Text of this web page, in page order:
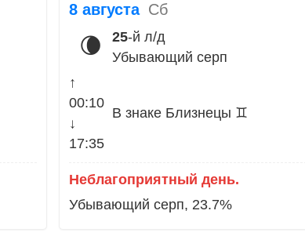
8 августа Сб
🌘 25-й л/д
Убывающий серп
↑
00:10
↓
17:35
В знаке Близнецы ♊
Неблагоприятный день.
Убывающий серп, 23.7%